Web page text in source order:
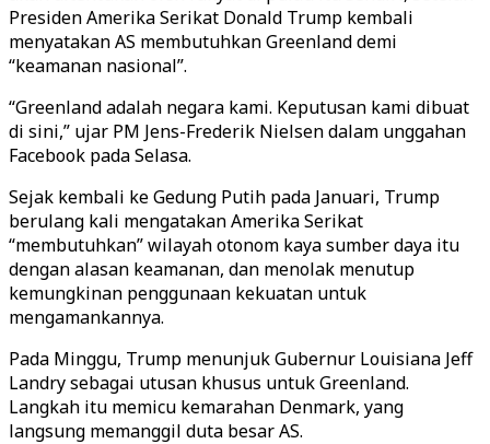
Presiden Amerika Serikat Donald Trump kembali
menyatakan AS membutuhkan Greenland demi
“keamanan nasional”.
“Greenland adalah negara kami. Keputusan kami dibuat
di sini,” ujar PM Jens-Frederik Nielsen dalam unggahan
Facebook pada Selasa.
Sejak kembali ke Gedung Putih pada Januari, Trump
berulang kali mengatakan Amerika Serikat
“membutuhkan” wilayah otonom kaya sumber daya itu
dengan alasan keamanan, dan menolak menutup
kemungkinan penggunaan kekuatan untuk
mengamankannya.
Pada Minggu, Trump menunjuk Gubernur Louisiana Jeff
Landry sebagai utusan khusus untuk Greenland.
Langkah itu memicu kemarahan Denmark, yang
langsung memanggil duta besar AS.